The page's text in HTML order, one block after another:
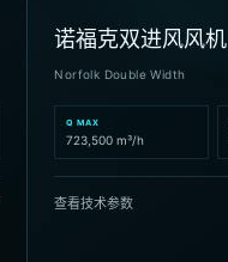
诺福克双进风风机
Norfolk Double Width
Q MAX
723,500 m³/h
查看技术参数